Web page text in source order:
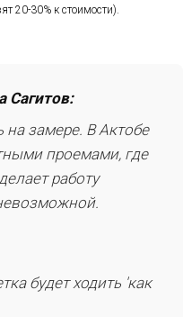
20-30% к стоимости).
Сагитов:
на замере. В Актобе
проемами, где
работу
будет ходить 'как